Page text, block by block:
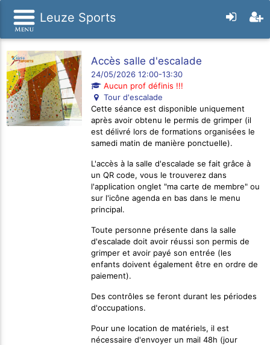
Leuze Sports
Accès salle d'escalade
24/05/2026 12:00-13:30
Aucun prof définis !!!
Tour d'escalade
Cette séance est disponible uniquement
après avoir obtenu le permis de grimper (il
est délivré lors de formations organisées le
samedi matin de manière ponctuelle).
L'accès à la salle d'escalade se fait grâce à
un QR code, vous le trouverez dans
l'application onglet "ma carte de membre" ou
sur l'icône agenda en bas dans le menu
principal.
Toute personne présente dans la salle
d'escalade doit avoir réussi son permis de
grimper et avoir payé son entrée (les
enfants doivent également être en ordre de
paiement).
Des contrôles se feront durant les périodes
d'occupations.
Pour une location de matériels, il est
nécessaire d'envoyer un mail 48h (jour